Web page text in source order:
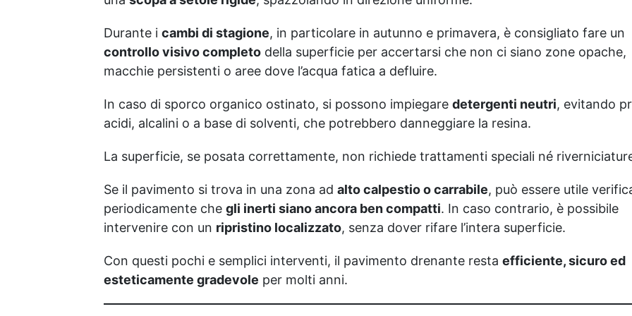
resistenza all'usura e
anni
chiare, formulato per
tempo. Legante epossidico
bicomponente: ideale per
graniglie colorate, con
ottima trasparenza e
disponibile il Legante
Universale per Graniglie e
"NaturFix". E' un legante
trasparente a base acqua
progettato per consolidare
graniglie e ghiaie già
posate, ideali per aree
soggette a calpestio
spruzzo direttamente sulla
superficie asciutta e
mantiene i sassi uniti,
evitando disordine e
Durante i cambi di stagione, in particolare in autunno e primavera, è consigliato fare un
controllo visivo completo della superficie per accertarsi che non ci siano zone opache,
macchie persistenti o aree dove l’acqua fatica a defluire.
In caso di sporco organico ostinato, si possono impiegare detergenti neutri, evitando
acidi, alcalini o a base di solventi, che potrebbero danneggiare la resina.
La superficie, se posata correttamente, non richiede trattamenti speciali né
Se il pavimento si trova in una zona ad alto calpestio o carrabile, può essere utile
periodicamente che gli inerti siano ancora ben compatti. In caso contrario, è possibile
intervenire con un ripristino localizzato, senza dover rifare l’intera superficie.
Con questi pochi e semplici interventi, il pavimento drenante resta efficiente, sicuro ed
esteticamente gradevole per molti anni.